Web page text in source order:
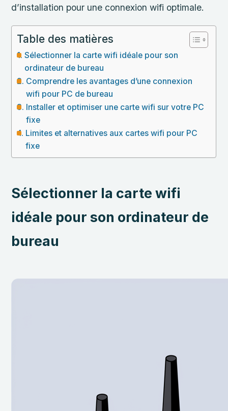
d’installation pour une connexion wifi optimale.
Table des matières
Sélectionner la carte wifi idéale pour son
ordinateur de bureau
Comprendre les avantages d’une connexion
wifi pour PC de bureau
Installer et optimiser une carte wifi sur votre PC
fixe
Limites et alternatives aux cartes wifi pour PC
fixe
Sélectionner la carte wifi
idéale pour son ordinateur de
bureau